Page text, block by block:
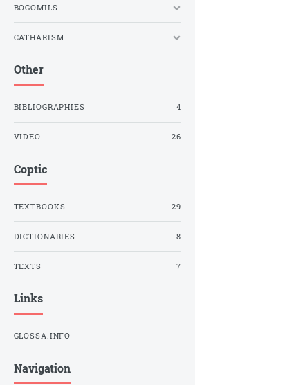
BOGOMILS
CATHARISM
Other
BIBLIOGRAPHIES 4
VIDEO 26
Coptic
TEXTBOOKS 29
DICTIONARIES 8
TEXTS 7
Links
GLOSSA.INFO
Navigation